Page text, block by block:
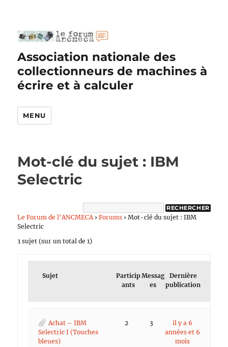
Association nationale des
collectionneurs de machines à
écrire et à calculer
MENU
Mot-clé du sujet : IBM
Selectric
Le Forum de l’ANCMECA › Forums › Mot-clé du sujet : IBM
Selectric
1 sujet (sur un total de 1)
Sujet
Particip
ants
Messag
es
Dernière
publication
Achat – IBM
Selectric I (Touches
bleues)
2 3
il y a 6
années et 6
mois